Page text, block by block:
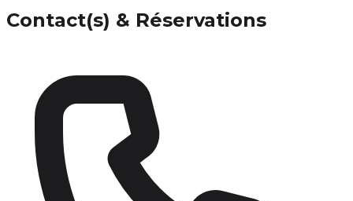
Contact(s) & Réservations